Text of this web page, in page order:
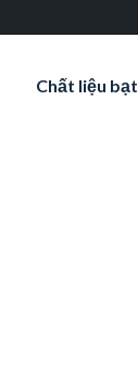
Chất liệu bạt